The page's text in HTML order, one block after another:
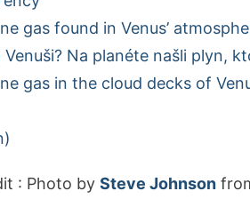
gas found in Venus’
Venuši? Na planéte našli plyn,
gas in the cloud decks of
: Photo by Steve Johnson